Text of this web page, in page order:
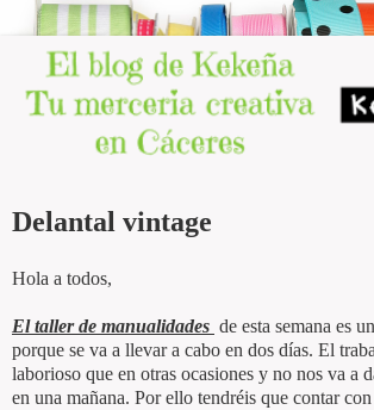
Delantal vintage
Hola a todos,
El taller de manualidades de esta semana es
porque se va a llevar a cabo en dos días. El
laborioso que en otras ocasiones y no nos va a
en una mañana. Por ello tendréis que contar con